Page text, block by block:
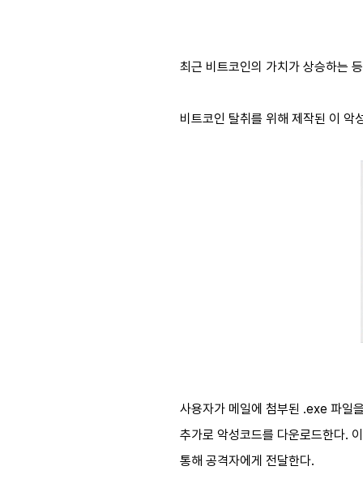
최근 비트코인의 가치가 상승하는
비트코인 탈취를 위해 제작된 이
사용자가 메일에 첨부된 .exe 파일
추가로 악성코드를 다운로드한다.
통해 공격자에게 전달한다.